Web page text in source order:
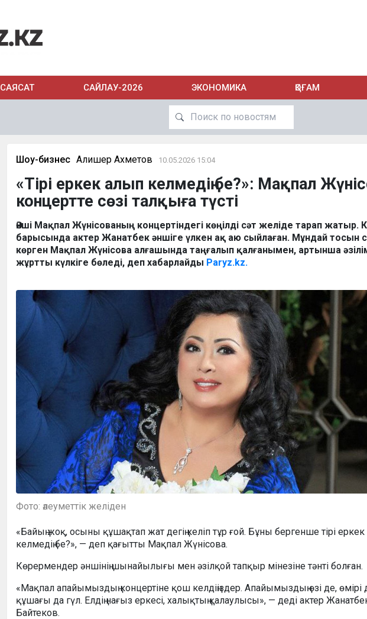
САЯСАТ САЙЛАУ-2026 ЭКОНОМИКА ҚОҒАМ
Шоу-бизнес Алишер Ахметов 10.05.2026 15:04
«Тірі еркек алып келмедің бе?»: Мақпал
концертте сөзі талқыға түсті
Әнші Мақпал Жүнісованың концертіндегі көңілді сәт желіде тарап жатыр.
барысында актер Жанатбек әншіге үлкен ақ аю сыйлаған. Мұндай тосын
көрген Мақпал Жүнісова алғашында таңғалып қалғанымен, артынша
жұртты күлкіге бөледі, деп хабарлайды Paryz.kz.
Фото: әлеуметтік желіден
«Байың жоқ, осыны құшақтап жат дегің келіп тұр ғой. Бұны бергенше тірі
келмедің бе?», — деп қағытты Мақпал Жүнісова.
Көрермендер әншінің шынайылығы мен әзілқой тапқыр мінезіне тәнті болған.
«Мақпал апайымыздың концертіне қош келдіңіздер. Апайымыздың өзі де, өмірі
құшағы да гүл. Елдің нағыз еркесі, халықтың қалаулысы», — деді актер
Байтеков.